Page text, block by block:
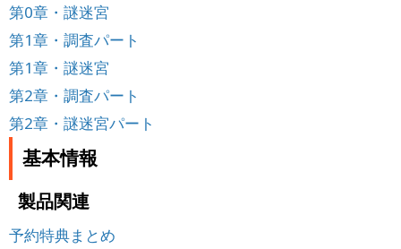
第0章・謎迷宮
第1章・調査パート
第1章・謎迷宮
第2章・調査パート
第2章・謎迷宮パート
基本情報
製品関連
予約特典まとめ